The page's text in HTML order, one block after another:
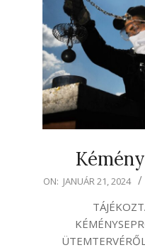
2024-
ON: JANUÁR 21, 2024